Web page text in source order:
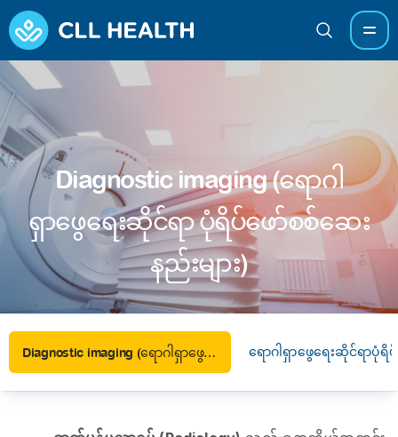
Diagnostic imaging (ရောဂါ
ရှာဖွေရေးဆိုင်ရာ ပုံရိပ်ဖော်စစ်ဆေး
နည်းများ)
Diagnostic imaging (ရောဂါရှာဖွေရေးဆိုင်ရာ ပုံရိပ်ဖော်စစ်ဆေးနည်းများ) ရောဂါရှာဖွေရေးဆိုင်ရာပုံရိ